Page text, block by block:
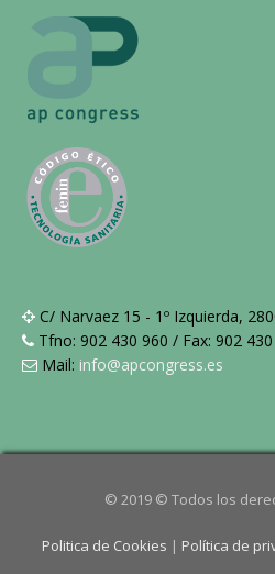
C/ Narvaez 15 - 1º Izquierda,
Tfno: 902 430 960 / Fax: 902
Mail: info@apcongress.es
© 2019 © Todos los
Politica de Cookies | Política de